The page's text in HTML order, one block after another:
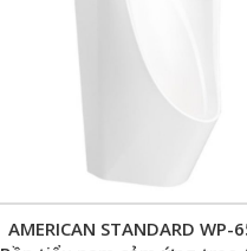
AMERICAN STANDARD WP-